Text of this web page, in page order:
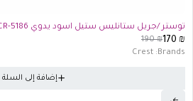
توستر /جريل ستانليس ستيل اسود يدوي CR-5186
190₪170
Brands:
Crest
إضافة إلى السلة